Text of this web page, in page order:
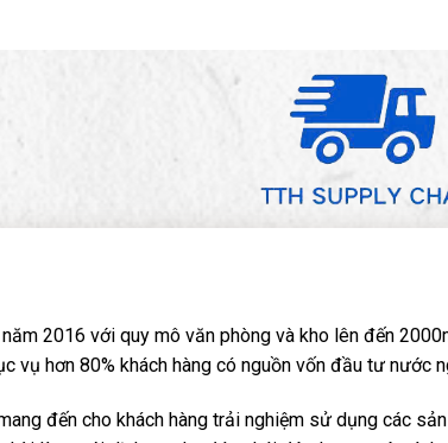
2016 với quy mô văn phòng và kho lên đến
vụ hơn 80% khách hàng có nguồn vốn đầu tư nước
đến cho khách hàng trải nghiệm sử dụng các